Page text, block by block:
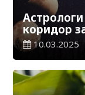
коридор
всем
10.03.2025